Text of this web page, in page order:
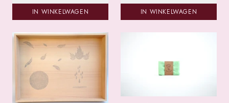
IN WINKELWAGEN IN WINKELWAGEN